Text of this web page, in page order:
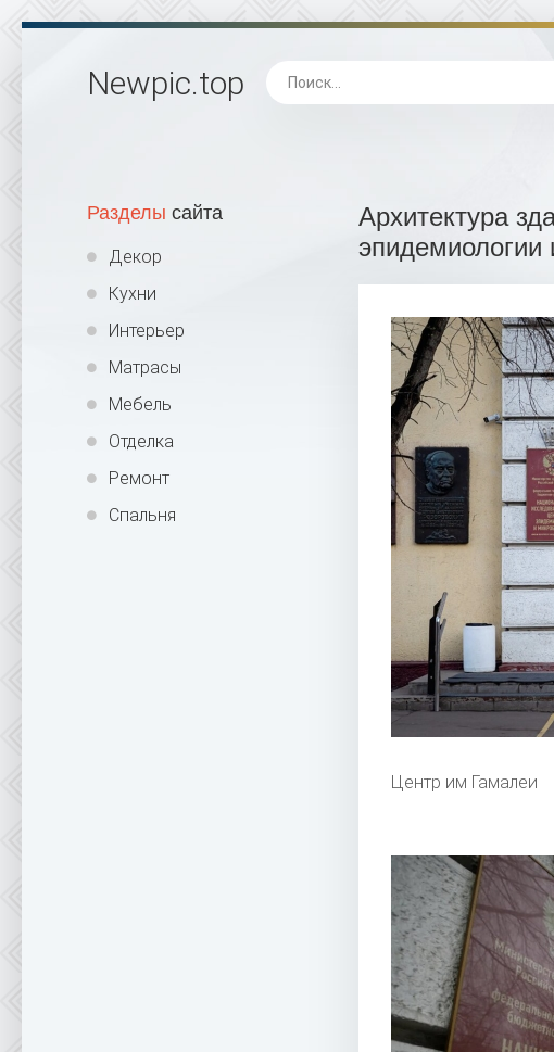
Newpic.top
Разделы сайта
Декор
Кухни
Интерьер
Матрасы
Мебель
Отделка
Ремонт
Спальня
Архитектура
эпидемиологии
Центр им Гамалеи